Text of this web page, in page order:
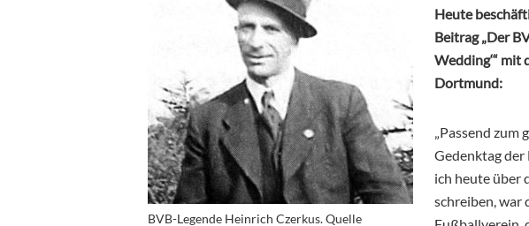
BVB-Legende Heinrich Czerkus. Quelle
Heute
Beitrag „Der
Wedding‘“ mit
Dortmund:
„Passend
Gedenktag
ich heute über
schreiben, war